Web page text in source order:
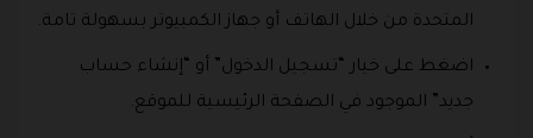
المتحدة من خلال الهاتف أو جهاز الكمبيوتر بسهولة تامة.
اضغط على خيار “تسجيل الدخول” أو “إنشاء حساب
جديد” الموجود في الصفحة الرئيسية للموقع.